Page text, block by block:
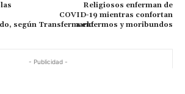
según Transfermarkt
Religiosos enferman de
COVID-19 mientras confortan
a enfermos y moribundos
- Publicidad -